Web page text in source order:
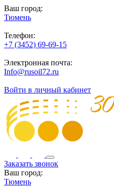
Ваш город:
Тюмень
Телефон:
+7 (3452) 69-69-15
Электронная почта:
Info@rusoil72.ru
Войти в личный кабинет
Заказать звонок
Ваш город:
Тюмень